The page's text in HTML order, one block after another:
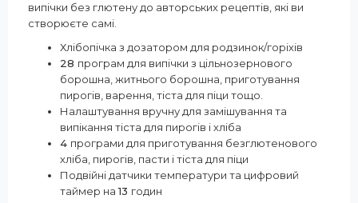
випічки без глютену до авторських рецептів, які ви
створюєте самі.
Хлібопічка з дозатором для родзинок/горіхів
28 програм для випічки з цільнозернового
борошна, житнього борошна, приготування
пирогів, варення, тіста для піци тощо.
Налаштування вручну для замішування та
випікання тіста для пирогів і хліба
4 програми для приготування безглютенового
хліба, пирогів, пасти і тіста для піци
Подвійні датчики температури та цифровий
таймер на13 годин